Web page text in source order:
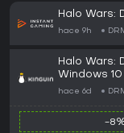
Halo Wars:
hace 9h
Halo Wars:
Windows
hace 6d
-